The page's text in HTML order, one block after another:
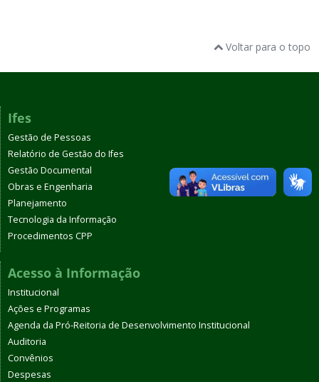
Voltar para o topo
Ifes
Gestão de Pessoas
Relatório de Gestão do Ifes
Gestão Documental
Obras e Engenharia
Planejamento
Tecnologia da Informação
Procedimentos CPP
Acesso à Informação
Institucional
Ações e Programas
Agenda da Pró-Reitoria de Desenvolvimento Institucional
Auditoria
Convênios
Despesas